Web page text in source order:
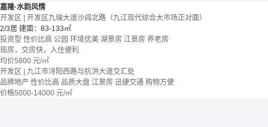
嘉隆·水韵风情
开发区 | 开发区九瑞大道沙阎北路（九江现代综合大市场正对面）
2/3居 建面：83-133㎡
投资型 性价比高 公园 环境优美 湖景房 江景房 养老房
现房，交房快，入住便利
均价5800 元/㎡
开发区 | 九江市浔阳西路与抗洪大道交汇处
品牌地产 性价比高 品质大盘 江景房 迅捷交通 购物方便
价格5000-14000 元/㎡